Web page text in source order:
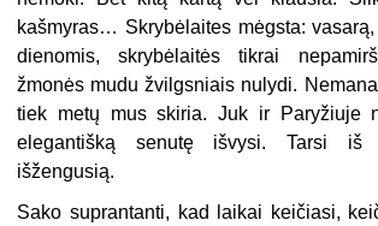
kašmyras… Skrybėlaites mėgsta:
dienomis, skrybėlaitės tikrai
žmonės mudu žvilgsniais nulydi.
tiek metų mus skiria. Juk ir Paryžiuje
elegantišką senutę išvysi. Tarsi iš
išžengusią.
Sako suprantanti, kad laikai keičiasi,